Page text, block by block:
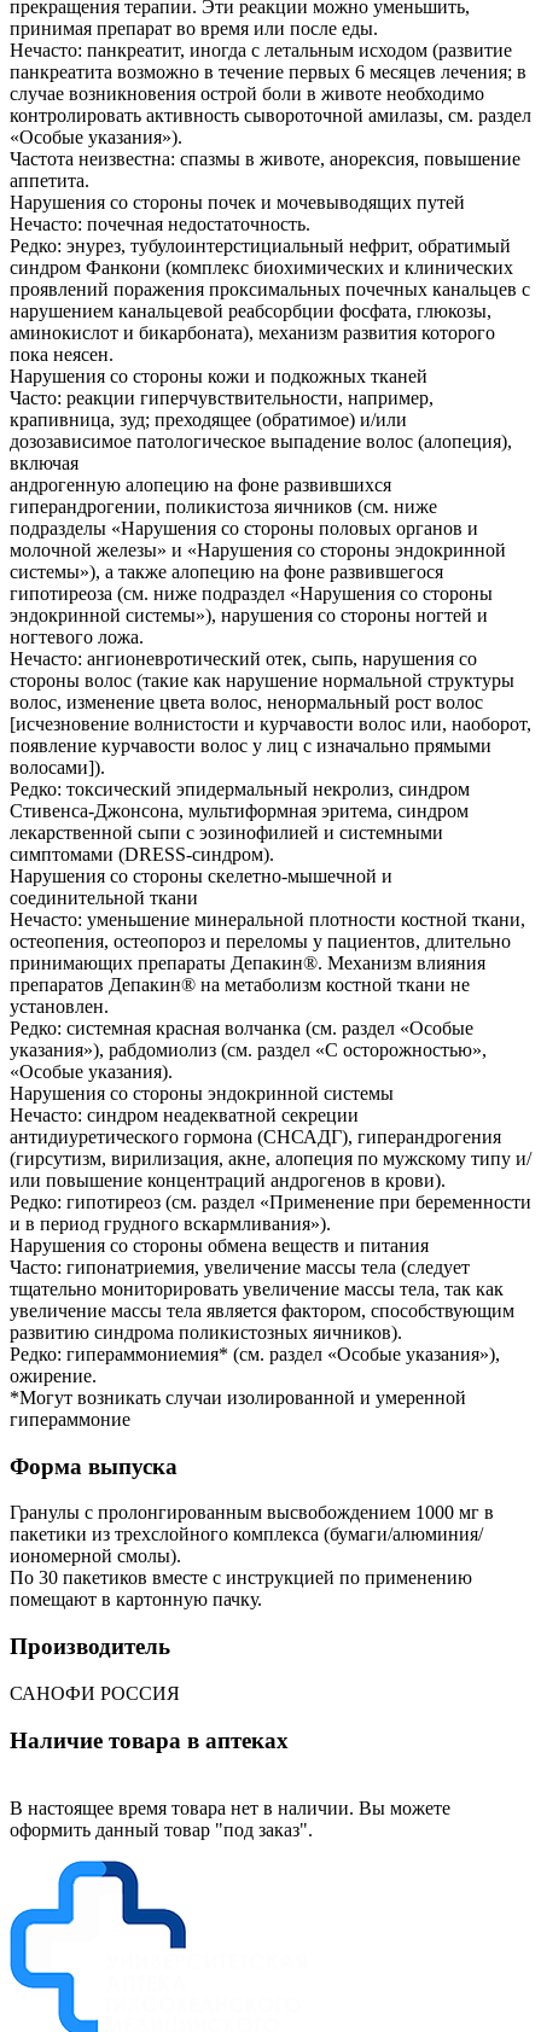
прекращения терапии. Эти реакции можно уменьшить,
принимая препарат во время или после еды.
Нечасто: панкреатит, иногда с летальным исходом (развитие
панкреатита возможно в течение первых 6 месяцев лечения; в
случае возникновения острой боли в животе необходимо
контролировать активность сывороточной амилазы, см. раздел
«Особые указания»).
Частота неизвестна: спазмы в животе, анорексия, повышение
аппетита.
Нарушения со стороны почек и мочевыводящих путей
Нечасто: почечная недостаточность.
Редко: энурез, тубулоинтерстициальный нефрит, обратимый
синдром Фанкони (комплекс биохимических и клинических
проявлений поражения проксимальных почечных канальцев с
нарушением канальцевой реабсорбции фосфата, глюкозы,
аминокислот и бикарбоната), механизм развития которого
пока неясен.
Нарушения со стороны кожи и подкожных тканей
Часто: реакции гиперчувствительности, например,
крапивница, зуд; преходящее (обратимое) и/или
дозозависимое патологическое выпадение волос (алопеция),
включая
андрогенную алопецию на фоне развившихся
гиперандрогении, поликистоза яичников (см. ниже
подразделы «Нарушения со стороны половых органов и
молочной железы» и «Нарушения со стороны эндокринной
системы»), а также алопецию на фоне развившегося
гипотиреоза (см. ниже подраздел «Нарушения со стороны
эндокринной системы»), нарушения со стороны ногтей и
ногтевого ложа.
Нечасто: ангионевротический отек, сыпь, нарушения со
стороны волос (такие как нарушение нормальной структуры
волос, изменение цвета волос, ненормальный рост волос
[исчезновение волнистости и курчавости волос или, наоборот,
появление курчавости волос у лиц с изначально прямыми
волосами]).
Редко: токсический эпидермальный некролиз, синдром
Стивенса-Джонсона, мультиформная эритема, синдром
лекарственной сыпи с эозинофилией и системными
симптомами (DRESS-синдром).
Нарушения со стороны скелетно-мышечной и
соединительной ткани
Нечасто: уменьшение минеральной плотности костной ткани,
остеопения, остеопороз и переломы у пациентов, длительно
принимающих препараты Депакин®. Механизм влияния
препаратов Депакин® на метаболизм костной ткани не
установлен.
Редко: системная красная волчанка (см. раздел «Особые
указания»), рабдомиолиз (см. раздел «С осторожностью»,
«Особые указания).
Нарушения со стороны эндокринной системы
Нечасто: синдром неадекватной секреции
антидиуретического гормона (СНСАДГ), гиперандрогения
(гирсутизм, вирилизация, акне, алопеция по мужскому типу и/
или повышение концентраций андрогенов в крови).
Редко: гипотиреоз (см. раздел «Применение при беременности
и в период грудного вскармливания»).
Нарушения со стороны обмена веществ и питания
Часто: гипонатриемия, увеличение массы тела (следует
тщательно мониторировать увеличение массы тела, так как
увеличение массы тела является фактором, способствующим
развитию синдрома поликистозных яичников).
Редко: гипераммониемия* (см. раздел «Особые указания»),
ожирение.
*Могут возникать случаи изолированной и умеренной
гипераммоние
Форма выпуска
Гранулы c пролонгированным высвобождением 1000 мг в
пакетики из трехслойного комплекса (бумаги/алюминия/
иономерной смолы).
По 30 пакетиков вместе с инструкцией по применению
помещают в картонную пачку.
Производитель
САНОФИ РОССИЯ
Наличие товара в аптеках
В настоящее время товара нет в наличии. Вы можете
оформить данный товар "под заказ".